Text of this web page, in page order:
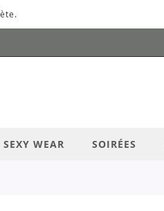
LA RECHERCHE
SEXY WEAR SOIRÉES